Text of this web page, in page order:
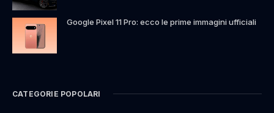
Google Pixel 11 Pro: ecco le prime immagini ufficiali
CATEGORIE POPOLARI